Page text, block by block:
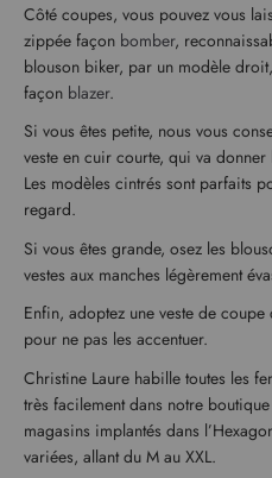
Côté coupes, vous pouvez vous
zippée façon bomber,
blouson biker, par un modèle
façon blazer.
Si vous êtes petite, nous vous
veste en cuir courte, qui va donner
Les modèles cintrés sont parfaits
regard.
Si vous êtes grande, osez les
vestes aux manches légèrement
Enfin, adoptez une veste de
pour ne pas les accentuer.
Christine Laure habille toutes les
très facilement dans notre
magasins implantés dans
variées, allant du M au XXL.